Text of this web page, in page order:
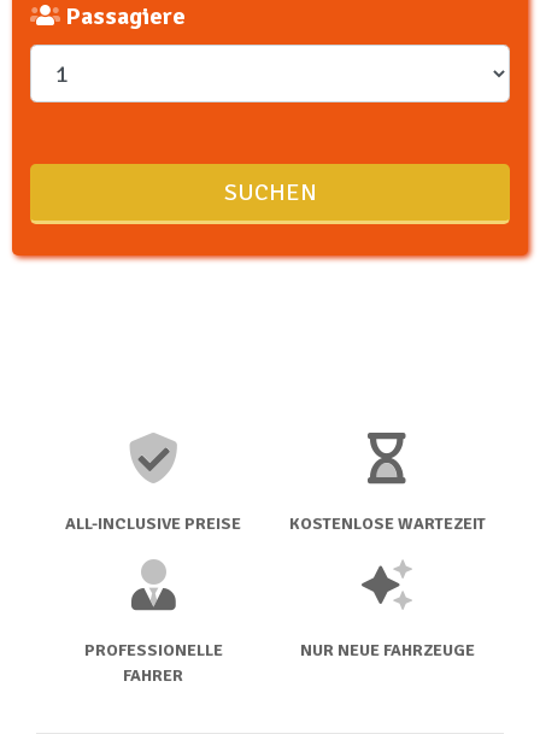
Passagiere
SUCHEN
ALL-INCLUSIVE PREISE KOSTENLOSE WARTEZEIT
PROFESSIONELLE
FAHRER
NUR NEUE FAHRZEUGE